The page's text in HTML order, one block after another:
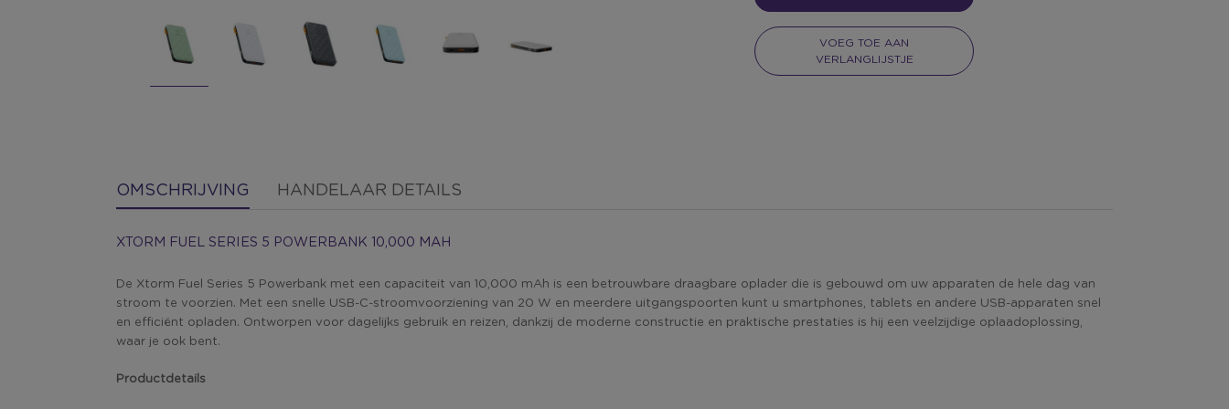
VOEG TOE AAN
VERLANGLIJSTJE
OMSCHRIJVING HANDELAAR DETAILS
XTORM FUEL SERIES 5 POWERBANK 10,000 MAH
De Xtorm Fuel Series 5 Powerbank met een capaciteit van 10,000 mAh is een betrouwbare draagbare oplader die is gebouwd om uw apparaten de hele dag van
stroom te voorzien. Met een snelle USB-C-stroomvoorziening van 20 W en meerdere uitgangspoorten kunt u smartphones, tablets en andere USB-apparaten snel
en efficiënt opladen. Ontworpen voor dagelijks gebruik en reizen, dankzij de moderne constructie en praktische prestaties is hij een veelzijdige oplaadoplossing,
waar je ook bent.
Productdetails